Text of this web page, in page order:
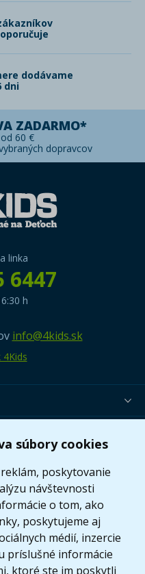
súbory cookies
poskytovanie
návštevnosti
o tom, ako
poskytujeme aj
médií, inzercie
príslušné informácie
ktoré ste im poskytli
dodávame
dni
ZADARMO*
60 €
dopravcov
linka
6447
h
info@4kids.sk
4Kids